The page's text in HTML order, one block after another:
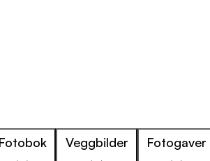
Fotobok Veggbilder Fotogaver